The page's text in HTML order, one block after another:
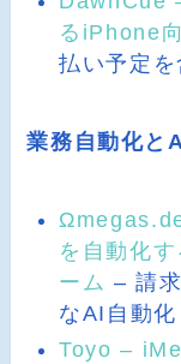
るiPhone
払い予定
業務自動化と
を自動化
ーム – 請
なAI自動化
Toyo –